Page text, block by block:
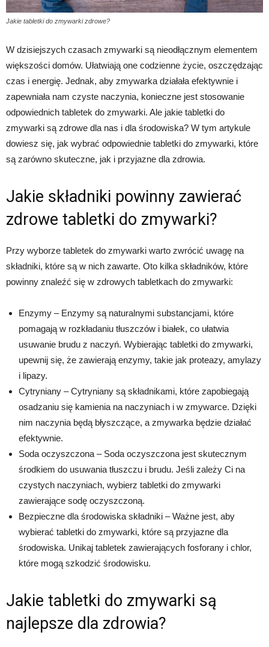
Jakie tabletki do zmywarki zdrowe?
W dzisiejszych czasach zmywarki są nieodłącznym elementem
większości domów. Ułatwiają one codzienne życie, oszczędzając
czas i energię. Jednak, aby zmywarka działała efektywnie i
zapewniała nam czyste naczynia, konieczne jest stosowanie
odpowiednich tabletek do zmywarki. Ale jakie tabletki do
zmywarki są zdrowe dla nas i dla środowiska? W tym artykule
dowiesz się, jak wybrać odpowiednie tabletki do zmywarki, które
są zarówno skuteczne, jak i przyjazne dla zdrowia.
Jakie składniki powinny zawierać
zdrowe tabletki do zmywarki?
Przy wyborze tabletek do zmywarki warto zwrócić uwagę na
składniki, które są w nich zawarte. Oto kilka składników, które
powinny znaleźć się w zdrowych tabletkach do zmywarki:
Enzymy – Enzymy są naturalnymi substancjami, które
pomagają w rozkładaniu tłuszczów i białek, co ułatwia
usuwanie brudu z naczyń. Wybierając tabletki do zmywarki,
upewnij się, że zawierają enzymy, takie jak proteazy, amylazy
i lipazy.
Cytryniany – Cytryniany są składnikami, które zapobiegają
osadzaniu się kamienia na naczyniach i w zmywarce. Dzięki
nim naczynia będą błyszczące, a zmywarka będzie działać
efektywnie.
Soda oczyszczona – Soda oczyszczona jest skutecznym
środkiem do usuwania tłuszczu i brudu. Jeśli zależy Ci na
czystych naczyniach, wybierz tabletki do zmywarki
zawierające sodę oczyszczoną.
Bezpieczne dla środowiska składniki – Ważne jest, aby
wybierać tabletki do zmywarki, które są przyjazne dla
środowiska. Unikaj tabletek zawierających fosforany i chlor,
które mogą szkodzić środowisku.
Jakie tabletki do zmywarki są
najlepsze dla zdrowia?